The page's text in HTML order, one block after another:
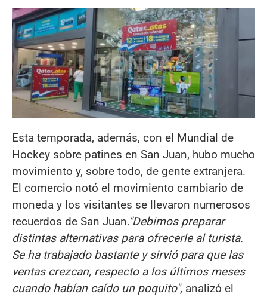
Esta temporada, además, con el Mundial de
Hockey sobre patines en San Juan, hubo mucho
movimiento y, sobre todo, de gente extranjera.
El comercio notó el movimiento cambiario de
moneda y los visitantes se llevaron numerosos
recuerdos de San Juan."Debimos preparar
distintas alternativas para ofrecerle al turista.
Se ha trabajado bastante y sirvió para que las
ventas crezcan, respecto a los últimos meses
cuando habían caído un poquito", analizó el